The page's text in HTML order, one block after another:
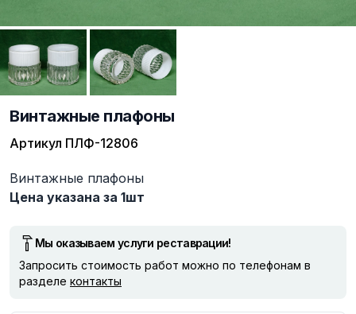
Винтажные плафоны
Артикул ПЛФ-12806
Описание
Винтажные плафоны
Цена указана за 1шт
Мы оказываем услуги реставрации!
Запросить стоимость работ можно по телефонам в
разделе контакты